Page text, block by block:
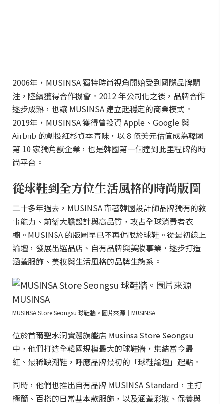
2006年，MUSINSA 獨特時尚視角開始受到國際品牌關
注，陸續獲得合作機會。2012 年公司化之後，品牌合作
逐步成熟，也讓 MUSINSA 建立起穩定的商業模式。
2019年，MUSINSA 獲得曾投資 Apple、Google 與
Airbnb 的創投紅杉資本青睞，以 8 億美元估值成為韓國
第 10 家獨角獸企業，也是韓國第一個達到此里程碑的時
尚平台。
從球鞋到全方位生活風格的時尚版圖
二十多年過去，MUSINSA 帶著韓國設計師品牌獨有的敘
事能力、前衛大膽設計與高品質，攻占全球消費者衣
櫥。MUSINSA 的版圖早已不再侷限於球鞋。從最初線上
論壇，發展出選品店、自有品牌與美妝事業，逐步打造
涵蓋服飾、美妝與生活風格的品牌生態系。
MUSINSA Store Seongsu 球鞋牆。圖片來源｜MUSINSA
位於首爾聖水洞實體旗艦店 Musinsa Store Seongsu
中，他們打造全韓國規模最大的球鞋牆，集結當今最
紅、最稀缺潮鞋，呼應品牌最初的「球鞋論壇」起點。
同時，他們也推出自有品牌 MUSINSA Standard，主打
極簡、百搭的日常基本款服飾，以及涵蓋彩妝、保養與